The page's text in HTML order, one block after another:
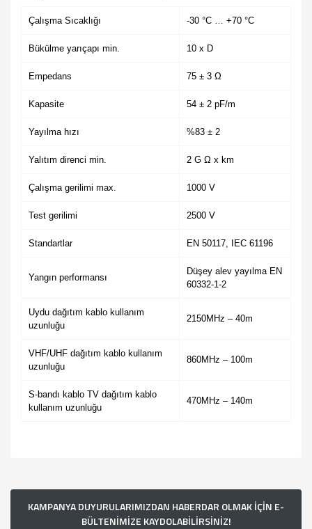
Çalışma Sıcaklığı -30 °C … +70 °C
Bükülme yarıçapı min. 10 x D
Empedans 75 ± 3 Ω
Kapasite 54 ± 2 pF/m
Yayılma hızı %83 ± 2
Yalıtım direnci min. 2 G Ω x km
Çalışma gerilimi max. 1000 V
Test gerilimi 2500 V
Standartlar EN 50117, IEC 61196
Yangın performansı
Düşey alev yayılma EN
60332-1-2
Uydu dağıtım kablo kullanım
uzunluğu
2150MHz – 40m
VHF/UHF dağıtım kablo kullanım
uzunluğu
860MHz – 100m
S-bandı kablo TV dağıtım kablo
kullanım uzunluğu
470MHz – 140m
kullanarak tarafımıza iletebilirsiniz.
Görüş ve önerileriniz için teşekkür ederiz.
KAMPANYA DUYURULARIMIZDAN HABERDAR OLMAK İÇİN E-
BÜLTENİMİZE KAYDOLABİLİRSİNİZ!